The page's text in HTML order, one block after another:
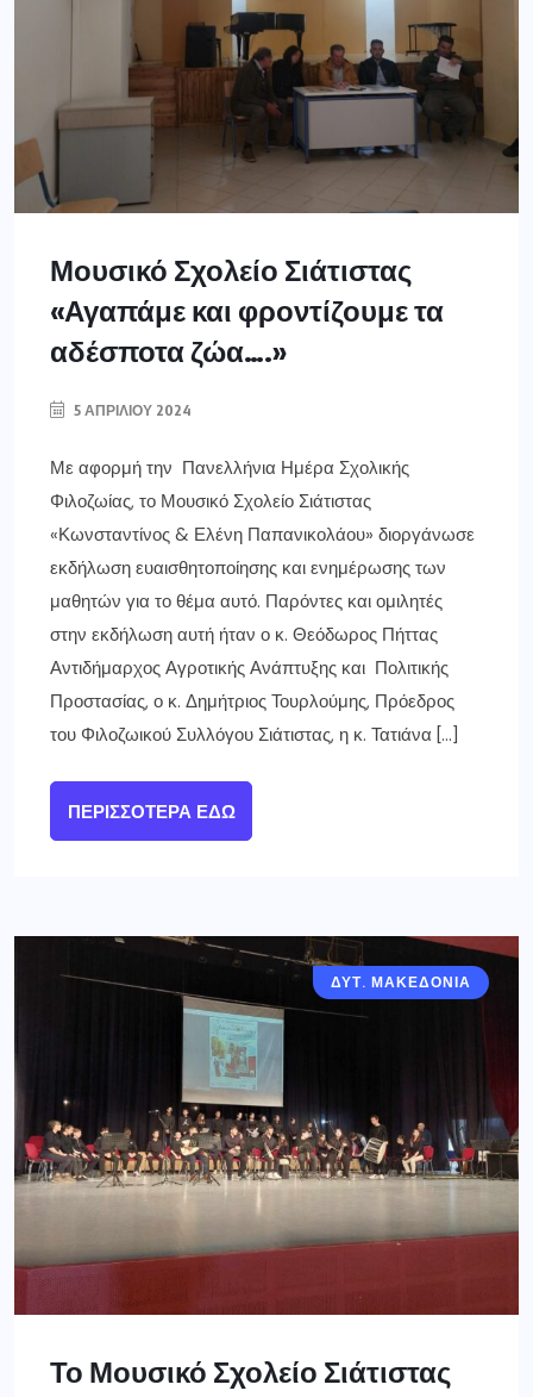
Μουσικό Σχολείο Σιάτιστας
«Αγαπάμε και φροντίζουμε τα
αδέσποτα ζώα….»
5 ΑΠΡΙΛΊΟΥ 2024
Με αφορμή την Πανελλήνια Ημέρα Σχολικής
Φιλοζωίας, το Μουσικό Σχολείο Σιάτιστας
«Κωνσταντίνος & Ελένη Παπανικολάου» διοργάνωσε
εκδήλωση ευαισθητοποίησης και ενημέρωσης των
μαθητών για το θέμα αυτό. Παρόντες και ομιλητές
στην εκδήλωση αυτή ήταν ο κ. Θεόδωρος Πήττας
Αντιδήμαρχος Αγροτικής Ανάπτυξης και Πολιτικής
Προστασίας, ο κ. Δημήτριος Τουρλούμης, Πρόεδρος
του Φιλοζωικού Συλλόγου Σιάτιστας, η κ. Τατιάνα […]
ΠΕΡΙΣΣΌΤΕΡΑ ΕΔΏ
ΔΥΤ. ΜΑΚΕΔΟΝΙΑ
Το Μουσικό Σχολείο Σιάτιστας